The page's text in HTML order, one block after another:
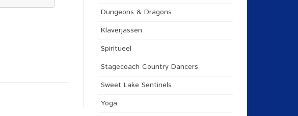
Dungeons & Dragons
Klaverjassen
Spiritueel
Stagecoach Country Dancers
Sweet Lake Sentinels
Yoga